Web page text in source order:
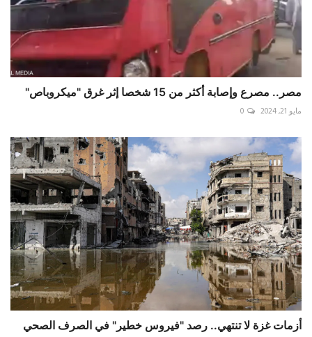
مصر.. مصرع وإصابة أكثر من 15 شخصا إثر غرق "ميكروباص"
مايو 21, 2024 0
أزمات غزة لا تنتهي.. رصد "فيروس خطير" في الصرف الصحي